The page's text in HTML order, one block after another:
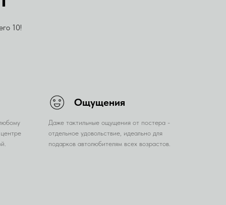
10!
Ощущения
Даже тактильные ощущения от постера -
отдельное удовольствие, идеально для
подарков автолюбителям всех возрастов.